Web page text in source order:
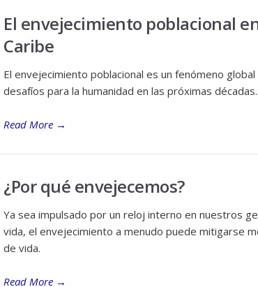
El envejecimiento poblacional
Caribe
El envejecimiento poblacional es un fenómeno
desafíos para la humanidad en las próximas décadas.
Read More →
¿Por qué envejecemos?
Ya sea impulsado por un reloj interno en nuestros
vida, el envejecimiento a menudo puede mitigarse
de vida.
Read More →